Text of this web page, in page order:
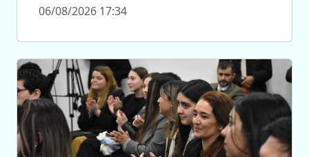
06/08/2026 17:34